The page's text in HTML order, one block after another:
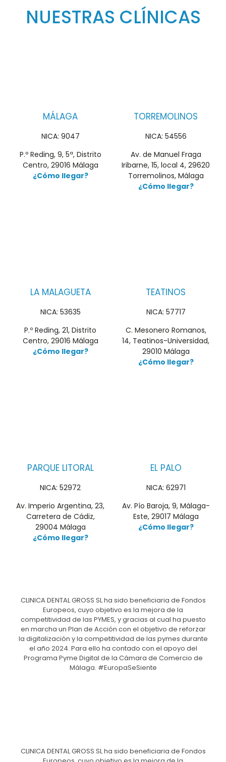
NUESTRAS CLÍNICAS
MÁLAGA
NICA: 9047
P.º Reding, 9, 5ª, Distrito
Centro, 29016 Málaga
¿Cómo llegar?
TORREMOLINOS
NICA: 54556
Av. de Manuel Fraga
Iribarne, 15, local 4, 29620
Torremolinos, Málaga
¿Cómo llegar?
LA MALAGUETA
NICA: 53635
P.º Reding, 21, Distrito
Centro, 29016 Málaga
¿Cómo llegar?
TEATINOS
NICA: 57717
C. Mesonero Romanos,
14, Teatinos-Universidad,
29010 Málaga
¿Cómo llegar?
PARQUE LITORAL
NICA: 52972
Av. Imperio Argentina, 23,
Carretera de Cádiz,
29004 Málaga
¿Cómo llegar?
EL PALO
NICA: 62971
Av. Pío Baroja, 9, Málaga-
Este, 29017 Málaga
¿Cómo llegar?
CLINICA DENTAL GROSS SL ha sido beneficiaria de Fondos
Europeos, cuyo objetivo es la mejora de la
competitividad de las PYMES, y gracias al cual ha puesto
en marcha un Plan de Acción con el objetivo de reforzar
la digitalización y la competitividad de las pymes durante
el año 2024. Para ello ha contado con el apoyo del
Programa Pyme Digital de la Cámara de Comercio de
Málaga. #EuropaSeSiente
CLINICA DENTAL GROSS SL ha sido beneficiaria de Fondos